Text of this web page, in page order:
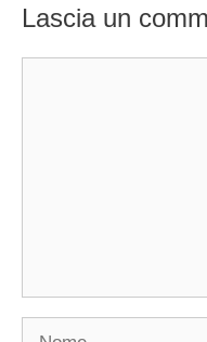
Lascia un
Nome